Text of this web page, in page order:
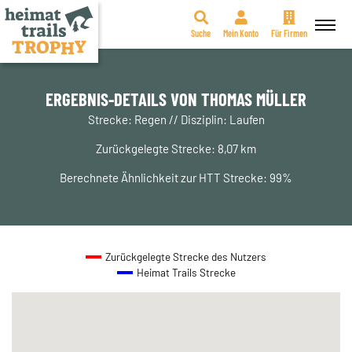
Zum
Suche Mein Konto Für Firmen
ERGEBNIS-DETAILS VON THOMAS MÜLLER
Strecke: Regen // Disziplin: Laufen
Zurückgelegte Strecke: 8,07 km
Berechnete Ähnlichkeit zur HTT Strecke: 99%
Zurückgelegte Strecke des Nutzers
Heimat Trails Strecke